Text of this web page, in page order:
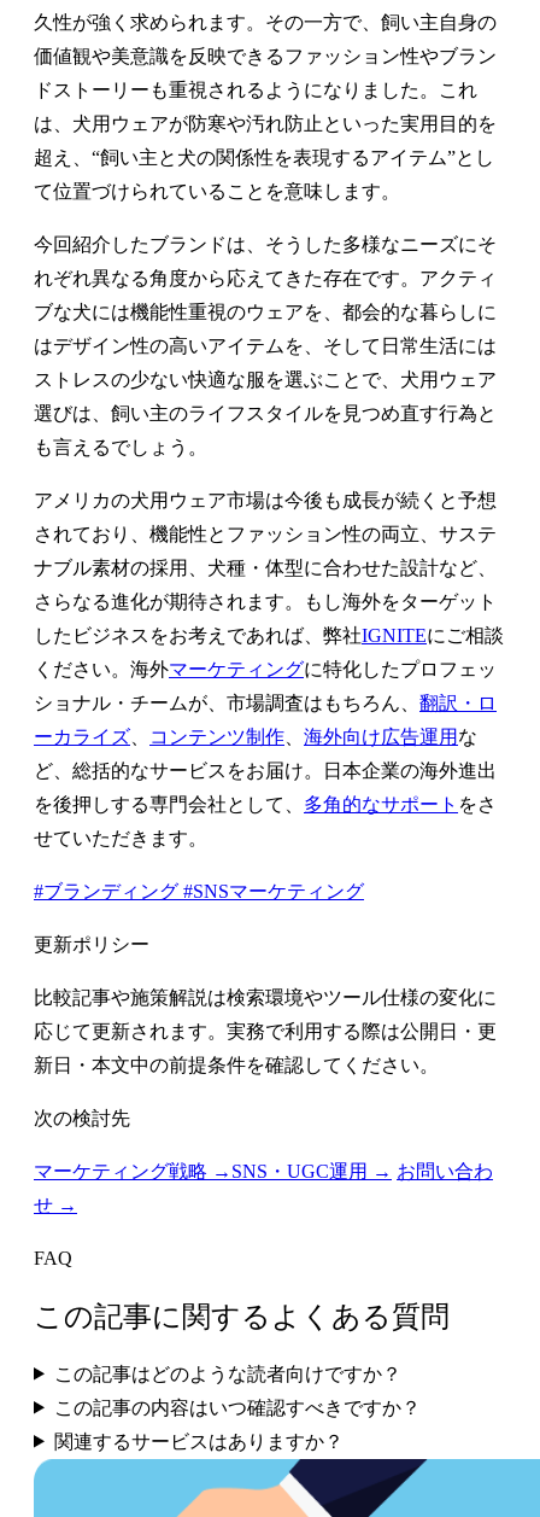
久性が強く求められます。その一方で、飼い主自身の
価値観や美意識を反映できるファッション性やブラン
ドストーリーも重視されるようになりました。これ
は、犬用ウェアが防寒や汚れ防止といった実用目的を
超え、“飼い主と犬の関係性を表現するアイテム”とし
て位置づけられていることを意味します。
今回紹介したブランドは、そうした多様なニーズにそ
れぞれ異なる角度から応えてきた存在です。アクティ
ブな犬には機能性重視のウェアを、都会的な暮らしに
はデザイン性の高いアイテムを、そして日常生活には
ストレスの少ない快適な服を選ぶことで、犬用ウェア
選びは、飼い主のライフスタイルを見つめ直す行為と
も言えるでしょう。
アメリカの犬用ウェア市場は今後も成長が続くと予想
されており、機能性とファッション性の両立、サステ
ナブル素材の採用、犬種・体型に合わせた設計など、
さらなる進化が期待されます。もし海外をターゲット
したビジネスをお考えであれば、弊社IGNITEにご相談
ください。海外マーケティングに特化したプロフェッ
ショナル・チームが、市場調査はもちろん、 翻訳・ロ
ーカライズ
コンテンツ制作 海外向け広告運用 な
ど、総括的なサービスをお届け。日本企業の海外進出
を後押しする専門会社として、 多角的なサポート をさ
せていただきます。
#ブランディング #SNSマーケティング
更新ポリシー
比較記事や施策解説は検索環境やツール仕様の変化に
応じて更新されます。実務で利用する際は公開日・更
新日・本文中の前提条件を確認してください。
次の検討先
マーケティング戦略 → SNS・UGC運用 → お問い合わ
せ →
FAQ
この記事に関するよくある質問
この記事はどのような読者向けですか？
この記事の内容はいつ確認すべきですか？
関連するサービスはありますか？